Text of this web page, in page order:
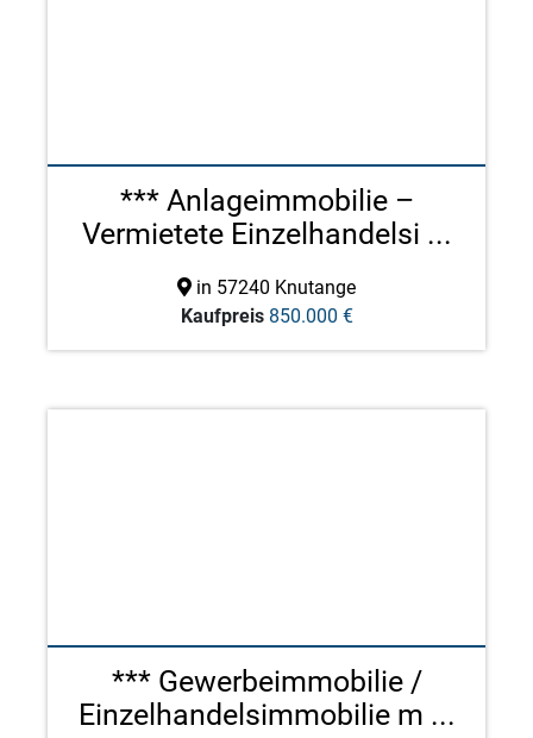
*** Anlageimmobilie –
Vermietete Einzelhandelsi ...
in 57240 Knutange
Kaufpreis 850.000 €
*** Gewerbeimmobilie /
Einzelhandelsimmobilie m ...